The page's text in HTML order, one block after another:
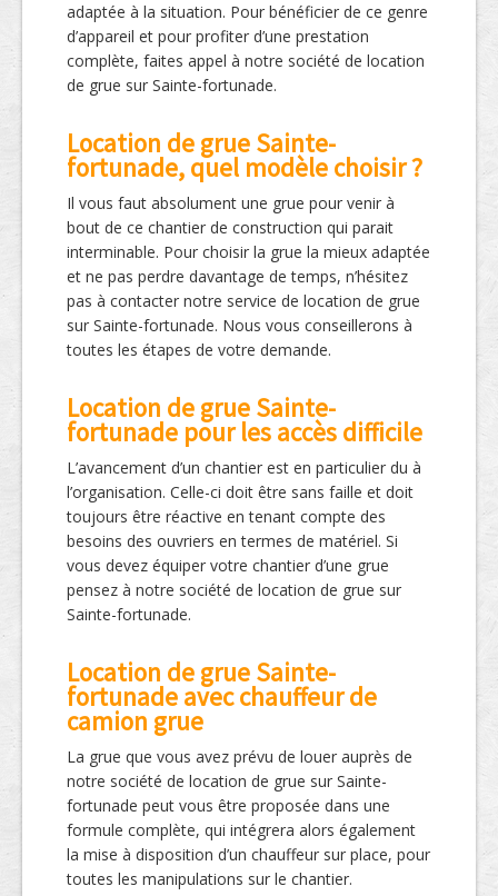
adaptée à la situation. Pour bénéficier de ce genre
d’appareil et pour profiter d’une prestation
complète, faites appel à notre société de location
de grue sur Sainte-fortunade.
Location de grue Sainte-
fortunade, quel modèle choisir ?
Il vous faut absolument une grue pour venir à
bout de ce chantier de construction qui parait
interminable. Pour choisir la grue la mieux adaptée
et ne pas perdre davantage de temps, n’hésitez
pas à contacter notre service de location de grue
sur Sainte-fortunade. Nous vous conseillerons à
toutes les étapes de votre demande.
Location de grue Sainte-
fortunade pour les accès difficile
L’avancement d’un chantier est en particulier du à
l’organisation. Celle-ci doit être sans faille et doit
toujours être réactive en tenant compte des
besoins des ouvriers en termes de matériel. Si
vous devez équiper votre chantier d’une grue
pensez à notre société de location de grue sur
Sainte-fortunade.
Location de grue Sainte-
fortunade avec chauffeur de
camion grue
La grue que vous avez prévu de louer auprès de
notre société de location de grue sur Sainte-
fortunade peut vous être proposée dans une
formule complète, qui intégrera alors également
la mise à disposition d’un chauffeur sur place, pour
toutes les manipulations sur le chantier.